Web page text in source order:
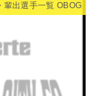
輩出選手一覧 OBOG